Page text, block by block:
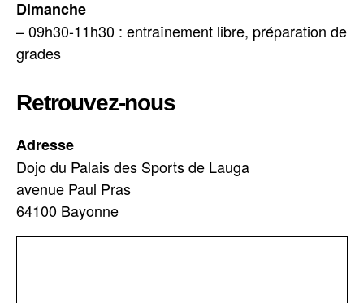
Dimanche
– 09h30-11h30 : entraînement libre, préparation de
grades
Retrouvez-nous
Adresse
Dojo du Palais des Sports de Lauga
avenue Paul Pras
64100 Bayonne